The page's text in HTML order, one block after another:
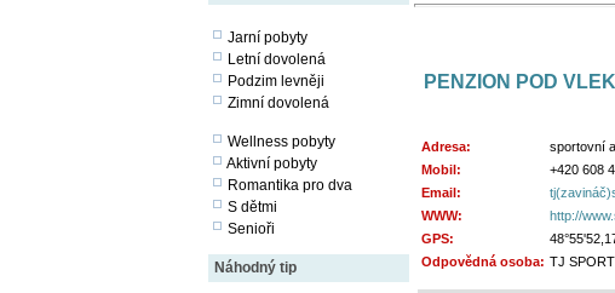
Jarní pobyty
Letní dovolená
Podzim levněji
Zimní dovolená
Wellness pobyty
Aktivní pobyty
Romantika pro dva
S dětmi
Senioři
Náhodný tip
PENZION POD
Adresa:
sportovní
Mobil:
+420 608
Email:
WWW:
http://
GPS:
Odpovědná osoba: TJ